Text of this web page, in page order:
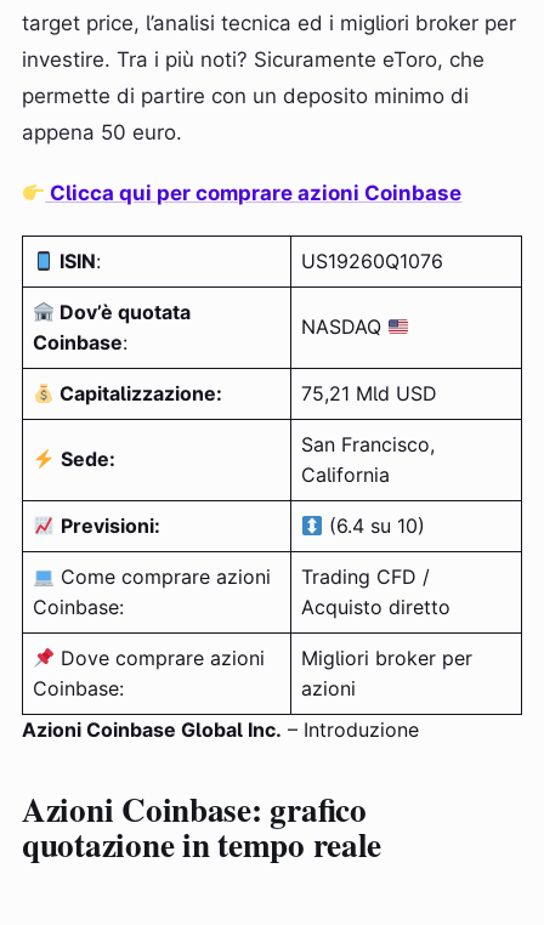
target price, l’analisi tecnica ed i migliori broker per
investire. Tra i più noti? Sicuramente eToro, che
permette di partire con un deposito minimo di
appena 50 euro.
Clicca qui per comprare azioni Coinbase
ISIN: US19260Q1076
Dov’è quotata
Coinbase:
NASDAQ
Capitalizzazione: 75,21 Mld USD
Sede:
San Francisco,
California
Previsioni: (6.4 su 10)
Come comprare azioni
Coinbase:
Trading CFD /
Acquisto diretto
Dove comprare azioni
Coinbase:
Migliori broker per
azioni
Azioni Coinbase Global Inc. – Introduzione
Azioni Coinbase: grafico
quotazione in tempo reale